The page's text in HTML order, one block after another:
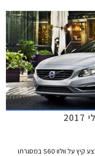
חברת מאיר, יבואנית וולוו לישראל, יוצאת במבצע קיץ על וולוו S60 במסגרתו